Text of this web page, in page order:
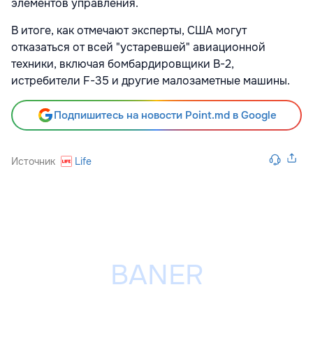
элементов управления.
В итоге, как отмечают эксперты, США могут
отказаться от всей "устаревшей" авиационной
техники, включая бомбардировщики B-2,
истребители F-35 и другие малозаметные машины.
Подпишитесь на новости Point.md в Google
Источник Life